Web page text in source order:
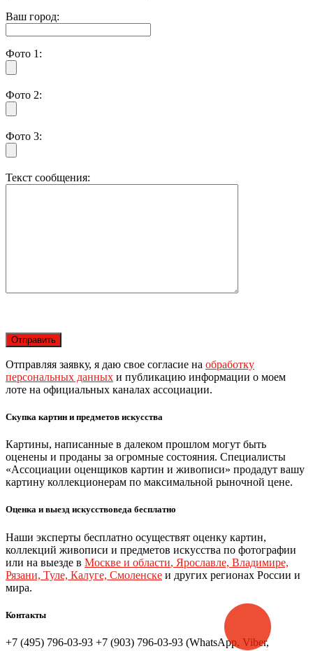
Ваш город:
Фото 1:
Фото 2:
Фото 3:
Текст сообщения:
Отправляя заявку, я даю свое согласие на обработку
персональных данных и публикацию информации о моем
лоте на официальных каналах ассоциации.
Скупка картин и предметов искусства
Картины, написанные в далеком прошлом могут быть
оценены и проданы за огромные состояния. Специалисты
«Ассоциации оценщиков картин и живописи» продадут вашу
картину коллекционерам по максимальной рыночной цене.
Оценка и выезд искусствоведа бесплатно
Наши эксперты бесплатно осуществят оценку картин,
коллекций живописи и предметов искусства по фотографии
или на выезде в Москве и области, Ярославле, Владимире,
Рязани, Туле, Калуге, Смоленске и других регионах России и
мира.
Контакты
+7 (495) 796-03-93 +7 (903) 796-03-93 (WhatsApp, Viber,